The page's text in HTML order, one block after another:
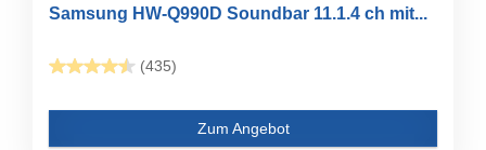
Samsung HW-Q990D Soundbar 11.1.4 ch mit...
(435)
Zum Angebot